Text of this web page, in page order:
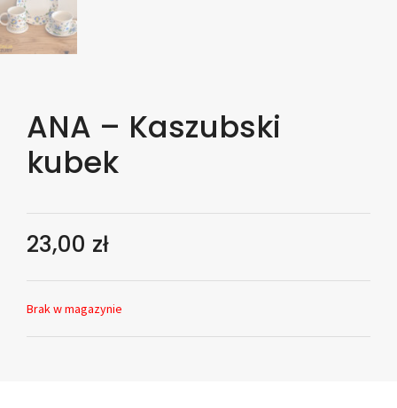
ANA – Kaszubski
kubek
23,00 zł
Brak w magazynie